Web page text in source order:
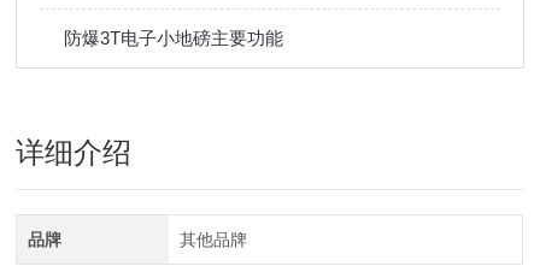
防爆3T电子小地磅主要功能
详细介绍
品牌 其他品牌